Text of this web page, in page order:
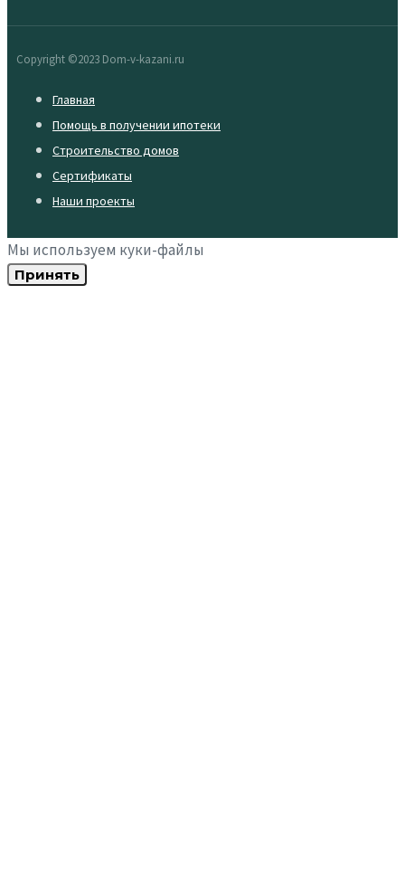
Copyright ©2023 Dom-v-kazani.ru
Главная
Помощь в получении ипотеки
Строительство домов
Сертификаты
Наши проекты
Мы используем куки-файлы
Принять